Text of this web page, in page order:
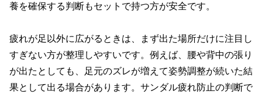
養を確保する判断もセットで持つ方が安全です。
疲れが足以外に広がるときは、まず出た場所だけに注目し
すぎない方が整理しやすいです。例えば、腰や背中の張り
が出たとしても、足元のズレが増えて姿勢調整が続いた結
果として出る場合があります。サンダル疲れ防止の判断で